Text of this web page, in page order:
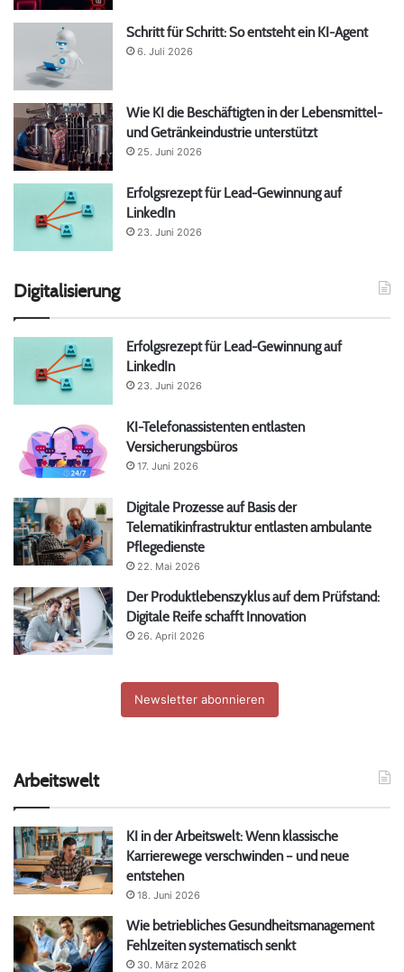
Schritt für Schritt: So entsteht ein KI-Agent
6. Juli 2026
Wie KI die Beschäftigten in der Lebensmittel-
und Getränkeindustrie unterstützt
25. Juni 2026
Erfolgsrezept für Lead-Gewinnung auf
LinkedIn
23. Juni 2026
Digitalisierung
Erfolgsrezept für Lead-Gewinnung auf
LinkedIn
23. Juni 2026
KI-Telefonassistenten entlasten
Versicherungsbüros
17. Juni 2026
Digitale Prozesse auf Basis der
Telematikinfrastruktur entlasten ambulante
Pflegedienste
22. Mai 2026
Der Produktlebenszyklus auf dem Prüfstand:
Digitale Reife schafft Innovation
26. April 2026
Newsletter abonnieren
Arbeitswelt
KI in der Arbeitswelt: Wenn klassische
Karrierewege verschwinden – und neue
entstehen
18. Juni 2026
Wie betriebliches Gesundheitsmanagement
Fehlzeiten systematisch senkt
30. März 2026